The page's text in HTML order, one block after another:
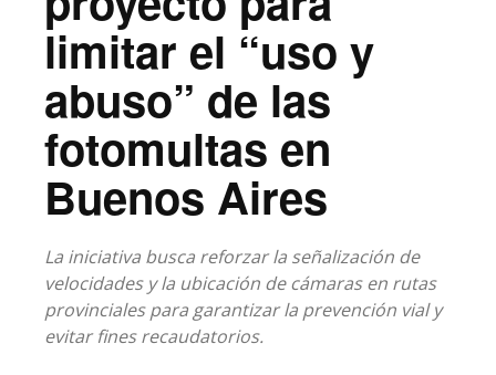
limitar el “uso y
abuso” de las
fotomultas en
Buenos Aires
La iniciativa busca reforzar la señalización de
velocidades y la ubicación de cámaras en rutas
provinciales para garantizar la prevención vial y
evitar fines recaudatorios.